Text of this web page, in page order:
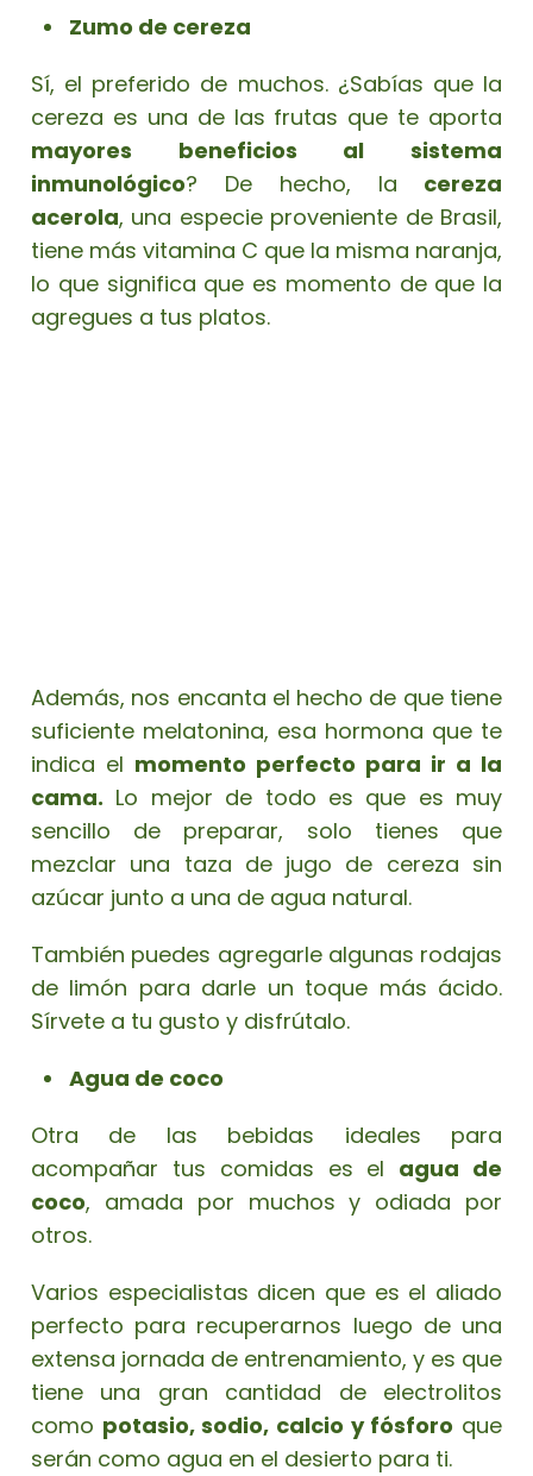
Zumo de cereza
Sí, el preferido de muchos. ¿Sabías que la
cereza es una de las frutas que te aporta
mayores beneficios al sistema
inmunológico? De hecho, la cereza
acerola, una especie proveniente de Brasil,
tiene más vitamina C que la misma naranja,
lo que significa que es momento de que la
agregues a tus platos.
Además, nos encanta el hecho de que tiene
suficiente melatonina, esa hormona que te
indica el momento perfecto para ir a la
cama. Lo mejor de todo es que es muy
sencillo de preparar, solo tienes que
mezclar una taza de jugo de cereza sin
azúcar junto a una de agua natural.
También puedes agregarle algunas rodajas
de limón para darle un toque más ácido.
Sírvete a tu gusto y disfrútalo.
Agua de coco
Otra de las bebidas ideales para
acompañar tus comidas es el agua de
coco, amada por muchos y odiada por
otros.
Varios especialistas dicen que es el aliado
perfecto para recuperarnos luego de una
extensa jornada de entrenamiento, y es que
tiene una gran cantidad de electrolitos
como potasio, sodio, calcio y fósforo que
serán como agua en el desierto para ti.